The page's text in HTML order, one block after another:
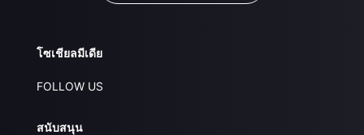
โซเชียลมีเดีย
FOLLOW US
สนับสนุน